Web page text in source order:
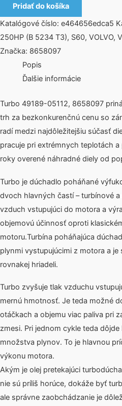
Pridať do košíka
Katalógové číslo: e464656edca5
250HP (B 5234 T3), S60, VOLVO,
Značka: 8658097
Popis
Ďalšie informácie
Turbo 49189-05112, 8658097
trh za bezkonkurenčnú cenu so
radí medzi najdôležitejšiu súčasť
pracuje pri extrémnych teplotách
roky overené náhradné diely od
Turbo je dúchadlo poháňané
dvoch hlavných častí – turbínové
vzduch vstupujúci do motora a
objemovú účinnosť oproti
motoru.Turbína poháňajúca
plynmi vystupujúcimi z motora a je
rovnakej hriadeli.
Turbo zvyšuje tlak vzduchu
mernú hmotnosť. Je teda možné
otáčkach a objemu viac paliva pri
zmesi. Pri jednom cykle teda
množstva plynov. To je hlavnou
výkonu motora.
Akým je olej pretekajúci
nie sú príliš horúce, dokáže byť
ale správne zaobchádzanie je